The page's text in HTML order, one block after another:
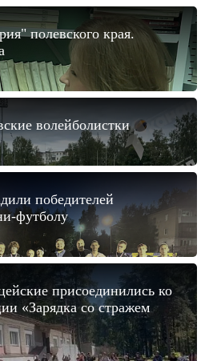
полевского края.
волейболистки
победителей
футболу
присоединились ко
«Зарядка со стражем